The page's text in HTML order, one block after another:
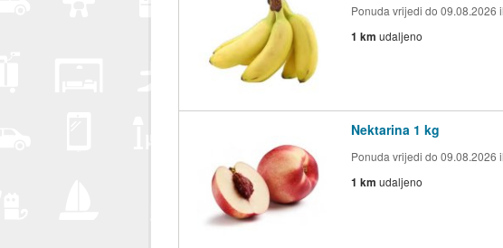
Ponuda vrijedi do 09.08.2026
1 km udaljeno
Nektarina 1 kg
Ponuda vrijedi do 09.08.2026
1 km udaljeno